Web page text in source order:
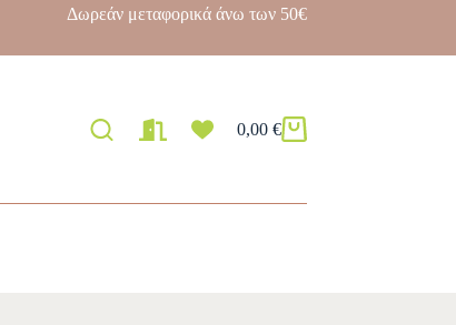
Δωρεάν μεταφορικά άνω των 50€
0,00 €